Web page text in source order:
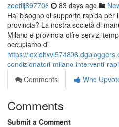
zoeffij697706 83 days ago
Hai bisogno di supporto rapida per
provincia? La nostra società di
Milano e provincia offre servizi
occupiamo di
https://
condizionatori-milano-interventi-
Comments
Who
Comments
Submit a Comment